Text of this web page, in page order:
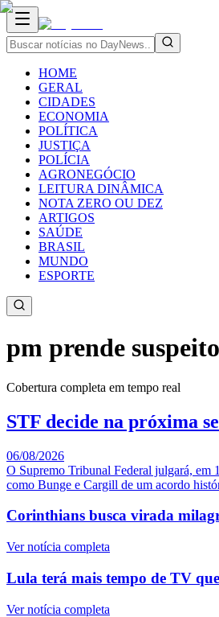
HOME
GERAL
CIDADES
ECONOMIA
POLÍTICA
JUSTIÇA
POLÍCIA
AGRONEGÓCIO
LEITURA DINÂMICA
NOTA ZERO OU DEZ
ARTIGOS
SAÚDE
BRASIL
MUNDO
ESPORTE
pm prende
Cobertura completa em tempo real
STF decide na próxima
06/08/2026
O Supremo Tribunal Federal julgará, em
como Bunge e Cargill de um acordo
Corinthians busca virada
Ver notícia completa
Lula terá mais tempo de TV
Ver notícia completa